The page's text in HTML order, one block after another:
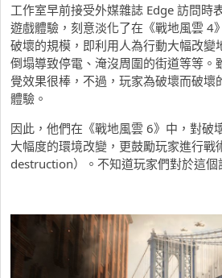
工作室早前接受外媒雜誌 Edge 訪問時
遊戲體驗，刻意淡化了在《戰地風雲 4
破壞的規模，即利用人為行動大幅改變
倒塌導致停電、淹沒周圍的街道等等。
覺效果很棒，不過，玩家為破壞而破壞
體驗。
因此，他們在《戰地風雲 6》中，對破
大幅度的環境改變，更鼓勵玩家進行戰
destruction）。不知道玩家們對於這個